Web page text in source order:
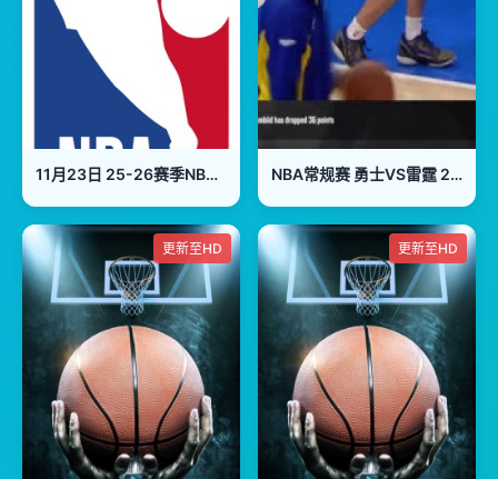
11月23日 25-26赛季NBA常规赛 国王VS掘金 NBA常规赛 勇士VS雷霆 20231209
更新至HD 更新至HD